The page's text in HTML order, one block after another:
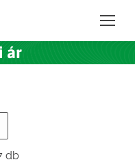
ár
dbSorted